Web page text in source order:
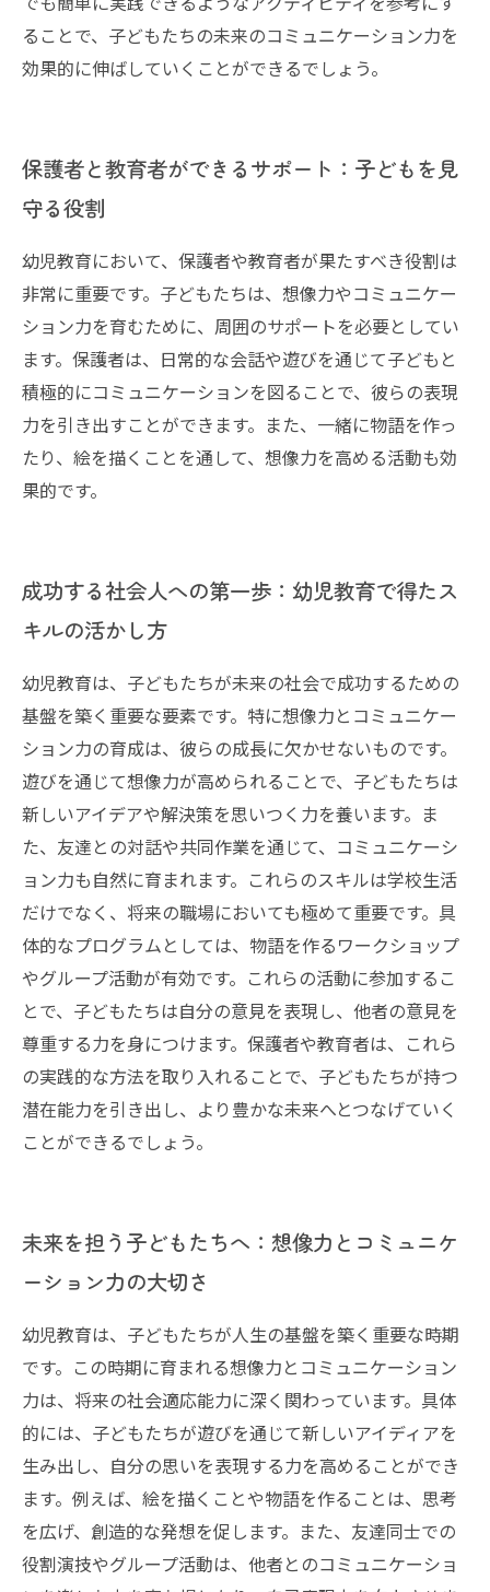
ることで、子どもたちの未来のコミュニケーション力を
効果的に伸ばしていくことができるでしょう。
保護者と教育者ができるサポート：子どもを見
守る役割
幼児教育において、保護者や教育者が果たすべき役割は
非常に重要です。子どもたちは、想像力やコミュニケー
ション力を育むために、周囲のサポートを必要としてい
ます。保護者は、日常的な会話や遊びを通じて子どもと
積極的にコミュニケーションを図ることで、彼らの表現
力を引き出すことができます。また、一緒に物語を作っ
たり、絵を描くことを通して、想像力を高める活動も効
果的です。
成功する社会人への第一歩：幼児教育で得たス
キルの活かし方
幼児教育は、子どもたちが未来の社会で成功するための
基盤を築く重要な要素です。特に想像力とコミュニケー
ション力の育成は、彼らの成長に欠かせないものです。
遊びを通じて想像力が高められることで、子どもたちは
新しいアイデアや解決策を思いつく力を養います。ま
た、友達との対話や共同作業を通じて、コミュニケーシ
ョン力も自然に育まれます。これらのスキルは学校生活
だけでなく、将来の職場においても極めて重要です。具
体的なプログラムとしては、物語を作るワークショップ
やグループ活動が有効です。これらの活動に参加するこ
とで、子どもたちは自分の意見を表現し、他者の意見を
尊重する力を身につけます。保護者や教育者は、これら
の実践的な方法を取り入れることで、子どもたちが持つ
潜在能力を引き出し、より豊かな未来へとつなげていく
ことができるでしょう。
未来を担う子どもたちへ：想像力とコミュニケ
ーション力の大切さ
幼児教育は、子どもたちが人生の基盤を築く重要な時期
です。この時期に育まれる想像力とコミュニケーション
力は、将来の社会適応能力に深く関わっています。具体
的には、子どもたちが遊びを通じて新しいアイディアを
生み出し、自分の思いを表現する力を高めることができ
ます。例えば、絵を描くことや物語を作ることは、思考
を広げ、創造的な発想を促します。また、友達同士での
役割演技やグループ活動は、他者とのコミュニケーショ